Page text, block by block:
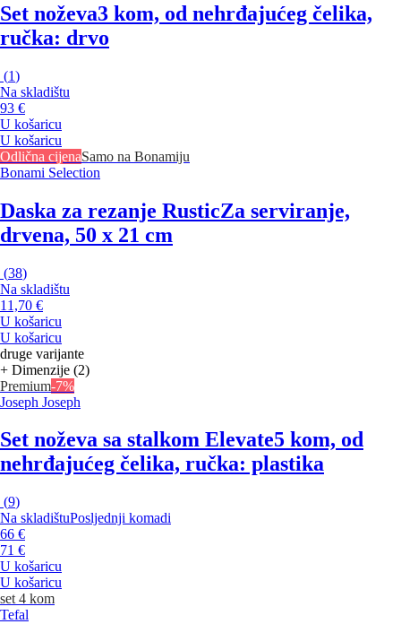
Set noževa3 kom, od nehrđajućeg čelika,
ručka: drvo
(1)
Na skladištu
93 €
U košaricu
U košaricu
Odlična cijenaSamo na Bonamiju
Bonami Selection
Daska za rezanje RusticZa serviranje,
drvena, 50 x 21 cm
(38)
Na skladištu
11,70 €
U košaricu
U košaricu
druge varijante
+ Dimenzije (2)
Premium-7%
Joseph Joseph
Set noževa sa stalkom Elevate5 kom, od
nehrđajućeg čelika, ručka: plastika
(9)
Na skladištuPosljednji komadi
66 €
71 €
U košaricu
U košaricu
set 4 kom
Tefal